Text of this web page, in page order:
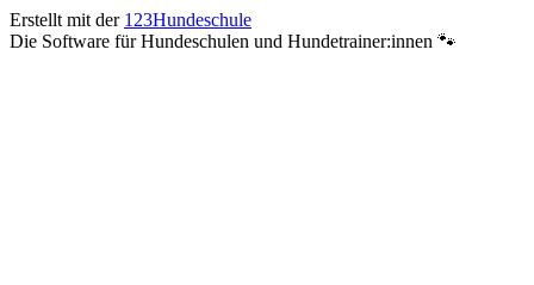
Erstellt mit der 123Hundeschule
Die Software für Hundeschulen und Hundetrainer:innen 🐾